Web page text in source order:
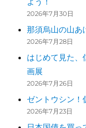
2026年7月30日
那須烏山の山
2026年7月28日
はじめて見た
画展
2026年7月26日
ゼントウシン！
2026年7月23日